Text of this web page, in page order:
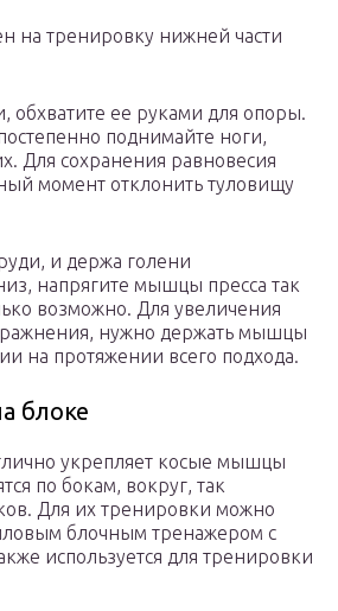
на тренировку нижней части
обхватите ее руками для опоры.
поднимайте ноги,
Для сохранения равновесия
момент отклонить туловищу
и держа голени
напрягите мышцы пресса так
возможно. Для увеличения
нужно держать мышцы
на протяжении всего подхода.
блоке
укрепляет косые мышцы
по бокам, вокруг, так
Для их тренировки можно
блочным тренажером с
используется для тренировки